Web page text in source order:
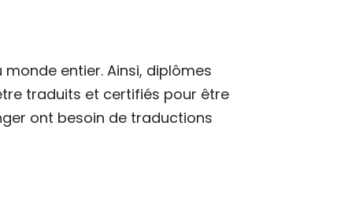
entier. Ainsi, diplômes
traduits et certifiés pour être
ont besoin de traductions